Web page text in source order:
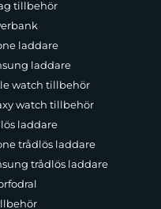
tillbehör
laddare
laddare
watch tillbehör
watch tillbehör
laddare
trådlös laddare
trådlös laddare